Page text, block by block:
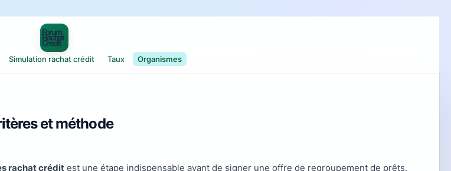
Simulation rachat crédit Taux Organismes
et méthode
rachat crédit est une étape indispensable avant de signer une offre de regroupement de prêts.